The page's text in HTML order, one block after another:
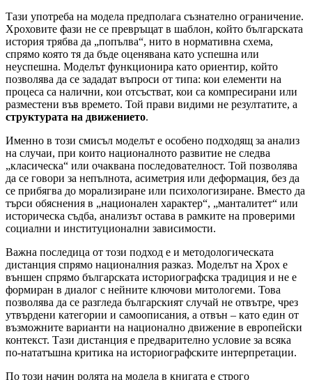
Тази употреба на модела предполага съзнателно ограничение.
Хроховите фази не се превръщат в шаблон, който българската
история трябва да „попълва“, нито в нормативна схема,
спрямо която тя да бъде оценявана като успешна или
неуспешна. Моделът функционира като ориентир, който
позволява да се зададат въпроси от типа: кои елементи на
процеса са налични, кои отсъстват, кои са компресирани или
разместени във времето. Той прави видими не резултатите, а
структурата на движението.
Именно в този смисъл моделът е особено подходящ за анализ
на случаи, при които националното развитие не следва
„класическа“ или очаквана последователност. Той позволява
да се говори за непълнота, асиметрия или деформация, без да
се прибягва до морализиране или психологизиране. Вместо да
търси обяснения в „национален характер“, „манталитет“ или
историческа съдба, анализът остава в рамките на проверими
социални и институционални зависимости.
Важна последица от този подход е и методологическата
дистанция спрямо националния разказ. Моделът на Хрох е
външен спрямо българската историографска традиция и не е
формиран в диалог с нейните ключови митологеми. Това
позволява да се разгледа българският случай не отвътре, чрез
утвърдени категории и самоописания, а отвън – като един от
възможните варианти на национално движение в европейски
контекст. Тази дистанция е предварително условие за всяка
по-нататъшна критика на историографските интерпретации.
По този начин ролята на модела в книгата е строго